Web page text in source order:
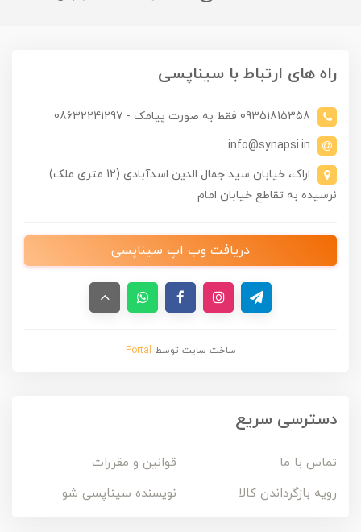
راه های ارتباط با سیناپسی
09351815358 فقط به صورت پیامک - 08632241297
info@synapsi.in
اراک، خیابان سید جمال الدین اسدآبادی (12 متری ملک)
نرسیده به تقاطع خیابان امام
دریافت وب اپ سیناپسی
ساخت سایت توسط Portal
دسترسی سریع
تماس با ما
قوانین و مقررات
رویه بازگرداندن کالا
نویسنده سیناپسی شو